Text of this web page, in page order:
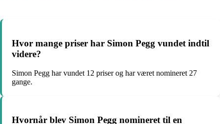
Hvor mange priser har Simon Pegg vundet indtil
videre?
Simon Pegg har vundet 12 priser og har været nomineret 27
gange.
Hvornår blev Simon Pegg nomineret til en